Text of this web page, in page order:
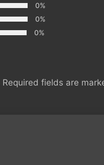
0%
0%
0%
Required fields are